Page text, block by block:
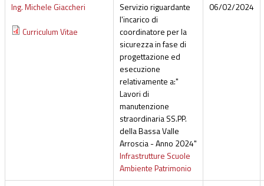
Ing. Michele Giaccheri
Curriculum Vitae
Servizio riguardante
l'incarico di
coordinatore per la
sicurezza in fase di
progettazione ed
esecuzione
relativamente a:"
Lavori di
manutenzione
straordinaria SS.PP.
della Bassa Valle
Arroscia - Anno 2024"
Infrastrutture Scuole
Ambiente Patrimonio
06/02/2024